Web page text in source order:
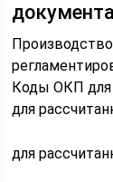
Коды ОКП для
для
для